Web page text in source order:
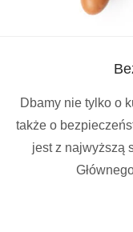
Dbamy nie tylko o
także o
jest z najwyższą